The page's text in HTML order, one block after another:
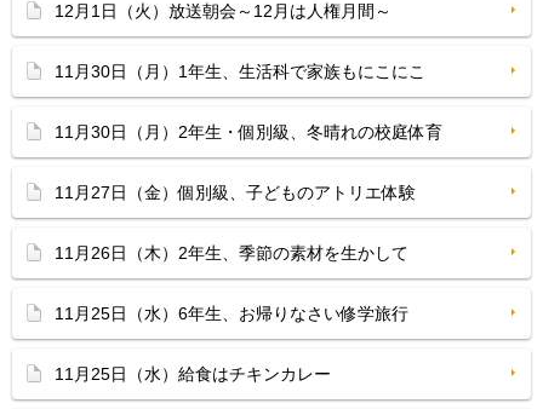
12月1日（火）放送朝会～12月は人権月間～
11月30日（月）1年生、生活科で家族もにこにこ
11月30日（月）2年生・個別級、冬晴れの校庭体育
11月27日（金）個別級、子どものアトリエ体験
11月26日（木）2年生、季節の素材を生かして
11月25日（水）6年生、お帰りなさい修学旅行
11月25日（水）給食はチキンカレー